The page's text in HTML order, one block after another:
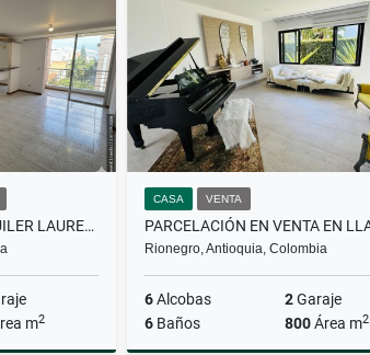
$4.600.000
APARTAMENTO EN ALQUILER LAURELES
m2
CASA VENTA
Rionegro, Antioquia, Colombia
6Alcobas 2Garaje
6 Baños 800Área m2